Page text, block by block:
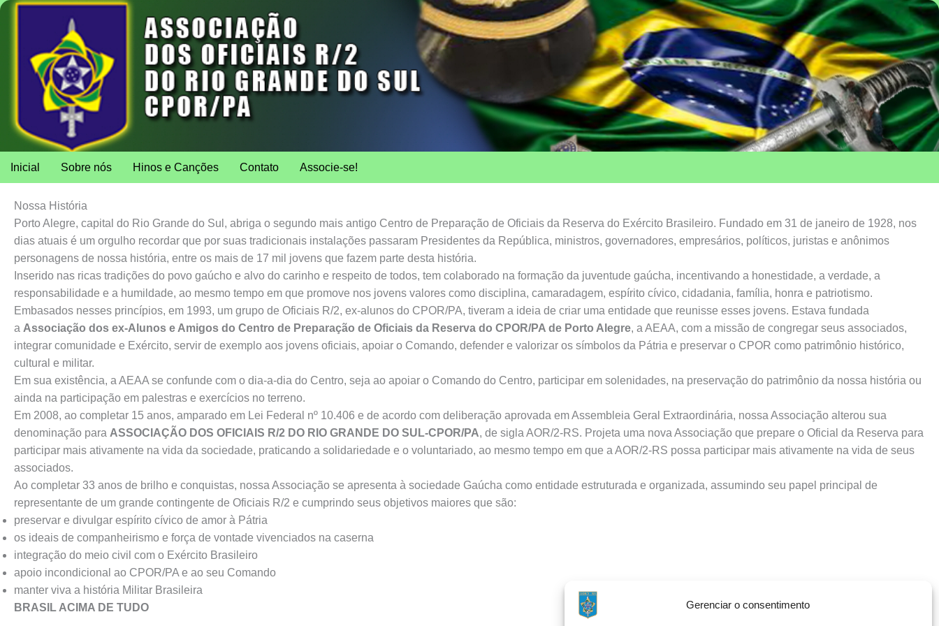
Gerenciar o consentimento
Inicial Sobre nós Hinos e Canções Contato Associe-se!
Nossa História
Porto Alegre, capital do Rio Grande do Sul, abriga o segundo mais antigo Centro de Preparação de Oficiais da Reserva do Exército Brasileiro. Fundado em 31 de janeiro de 1928, nos
dias atuais é um orgulho recordar que por suas tradicionais instalações passaram Presidentes da República, ministros, governadores, empresários, políticos, juristas e anônimos
personagens de nossa história, entre os mais de 17 mil jovens que fazem parte desta história.
Inserido nas ricas tradições do povo gaúcho e alvo do carinho e respeito de todos, tem colaborado na formação da juventude gaúcha, incentivando a honestidade, a verdade, a
responsabilidade e a humildade, ao mesmo tempo em que promove nos jovens valores como disciplina, camaradagem, espírito cívico, cidadania, família, honra e patriotismo.
Embasados nesses princípios, em 1993, um grupo de Oficiais R/2, ex-alunos do CPOR/PA, tiveram a ideia de criar uma entidade que reunisse esses jovens. Estava fundada
a Associação dos ex-Alunos e Amigos do Centro de Preparação de Oficiais da Reserva do CPOR/PA de Porto Alegre, a AEAA, com a missão de congregar seus associados,
integrar comunidade e Exército, servir de exemplo aos jovens oficiais, apoiar o Comando, defender e valorizar os símbolos da Pátria e preservar o CPOR como patrimônio histórico,
cultural e militar.
Em sua existência, a AEAA se confunde com o dia-a-dia do Centro, seja ao apoiar o Comando do Centro, participar em solenidades, na preservação do patrimônio da nossa história ou
ainda na participação em palestras e exercícios no terreno.
Em 2008, ao completar 15 anos, amparado em Lei Federal nº 10.406 e de acordo com deliberação aprovada em Assembleia Geral Extraordinária, nossa Associação alterou sua
denominação para ASSOCIAÇÃO DOS OFICIAIS R/2 DO RIO GRANDE DO SUL-CPOR/PA, de sigla AOR/2-RS. Projeta uma nova Associação que prepare o Oficial da Reserva para
participar mais ativamente na vida da sociedade, praticando a solidariedade e o voluntariado, ao mesmo tempo em que a AOR/2-RS possa participar mais ativamente na vida de seus
associados.
Ao completar 33 anos de brilho e conquistas, nossa Associação se apresenta à sociedade Gaúcha como entidade estruturada e organizada, assumindo seu papel principal de
representante de um grande contingente de Oficiais R/2 e cumprindo seus objetivos maiores que são:
preservar e divulgar espírito cívico de amor à Pátria
os ideais de companheirismo e força de vontade vivenciados na caserna
integração do meio civil com o Exército Brasileiro
apoio incondicional ao CPOR/PA e ao seu Comando
manter viva a história Militar Brasileira
BRASIL ACIMA DE TUDO